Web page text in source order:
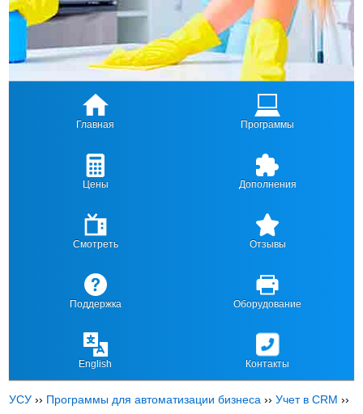
Главная Программы
Цены Дополнения
Смотреть Отзывы
Поддержка Оборудование
English Контакты
УСУ ›› Программы для автоматизации бизнеса ››Учет в CRM ››